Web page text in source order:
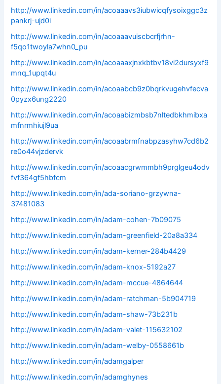
http://www.linkedin.com/in/acoaaavs3iubwicqfysoixggc3z
pankrj-ujd0i
http://www.linkedin.com/in/acoaaavuiscbcrfjrhn-
f5qo1twoyla7whn0_pu
http://www.linkedin.com/in/acoaaaxjnxkbtbv18vi2dursyxf9
mnq_1upqt4u
http://www.linkedin.com/in/acoaabcb9z0bqrkvugehvfecva
0pyzx6ung2220
http://www.linkedin.com/in/acoaabizmbsb7nltedbkhmibxa
mfnrmhiujl9ua
http://www.linkedin.com/in/acoaabrmfnabpzasyhw7cd6b2
re0o44vjzdervk
http://www.linkedin.com/in/acoaacgrwmmbh9prglgeu4odv
fvf364gf5hbfcm
http://www.linkedin.com/in/ada-soriano-grzywna-
37481083
http://www.linkedin.com/in/adam-cohen-7b09075
http://www.linkedin.com/in/adam-greenfield-20a8a334
http://www.linkedin.com/in/adam-kerner-284b4429
http://www.linkedin.com/in/adam-knox-5192a27
http://www.linkedin.com/in/adam-mccue-4864644
http://www.linkedin.com/in/adam-ratchman-5b904719
http://www.linkedin.com/in/adam-shaw-73b231b
http://www.linkedin.com/in/adam-valet-115632102
http://www.linkedin.com/in/adam-welby-0558661b
http://www.linkedin.com/in/adamgalper
http://www.linkedin.com/in/adamghynes